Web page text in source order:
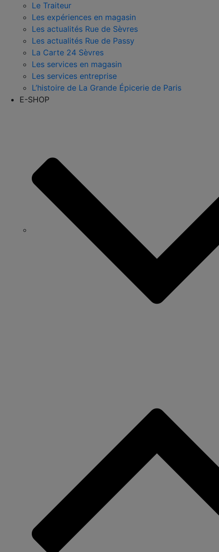
Le Traiteur
Les expériences en magasin
Les actualités Rue de Sèvres
Les actualités Rue de Passy
La Carte 24 Sèvres
Les services en magasin
Les services entreprise
L’histoire de La Grande Épicerie de Paris
E-SHOP